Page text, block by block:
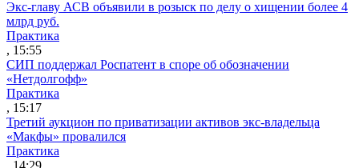
Экс-главу АСВ объявили в розыск по делу о хищении более 4
млрд руб.
Практика
, 15:55
СИП поддержал Роспатент в споре об обозначении
«Нетдолгофф»
Практика
, 15:17
Третий аукцион по приватизации активов экс-владельца
«Макфы» провалился
Практика
, 14:29